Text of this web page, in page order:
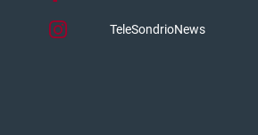
TeleSondrioNews